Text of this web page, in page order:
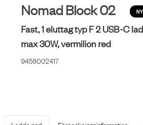
Nomad Block 02
Fast, 1 eluttag typ F 2 USB-C
max 30W, vermilion red
9458002417